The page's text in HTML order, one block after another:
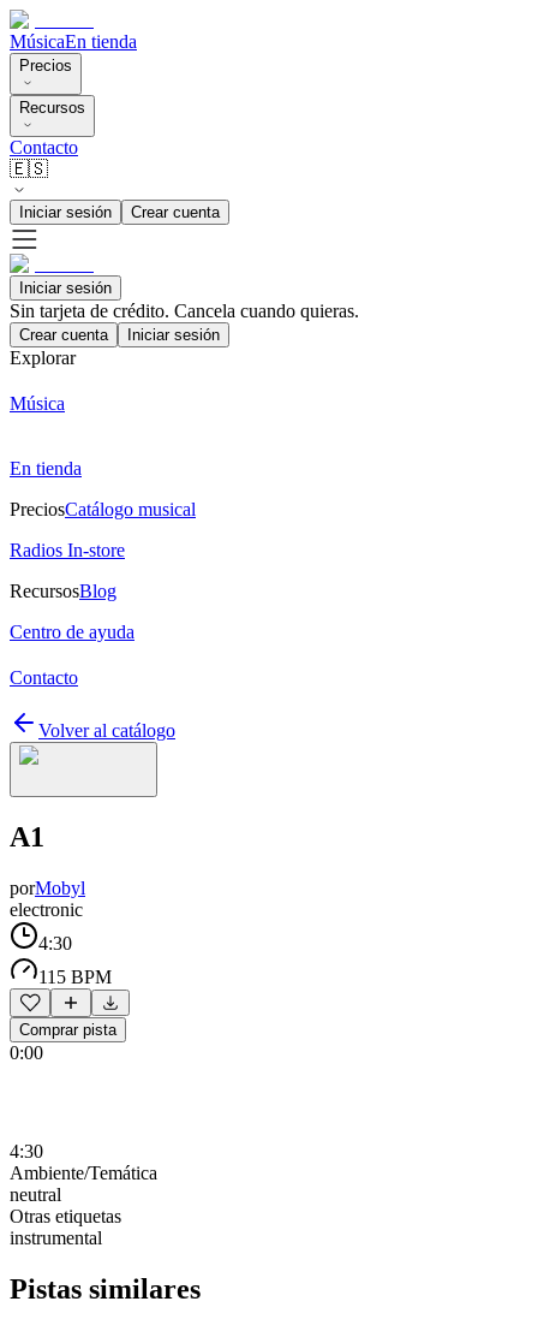
MúsicaEn tienda
Precios
Recursos
Contacto
🇪🇸
Iniciar sesión Crear cuenta
Iniciar sesión
Sin tarjeta de crédito. Cancela cuando quieras.
Crear cuenta Iniciar sesión
Explorar
Música
En tienda
PreciosCatálogo musical
Radios In-store
RecursosBlog
Centro de ayuda
Contacto
Volver al catálogo
A1
porMobyl
electronic
4:30
115 BPM
Comprar pista
0:00
4:30
Ambiente/Temática
neutral
Otras etiquetas
instrumental
Pistas similares